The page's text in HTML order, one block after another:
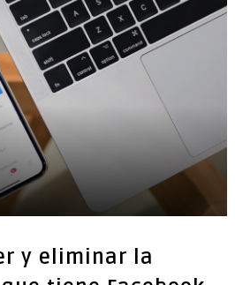
y eliminar la